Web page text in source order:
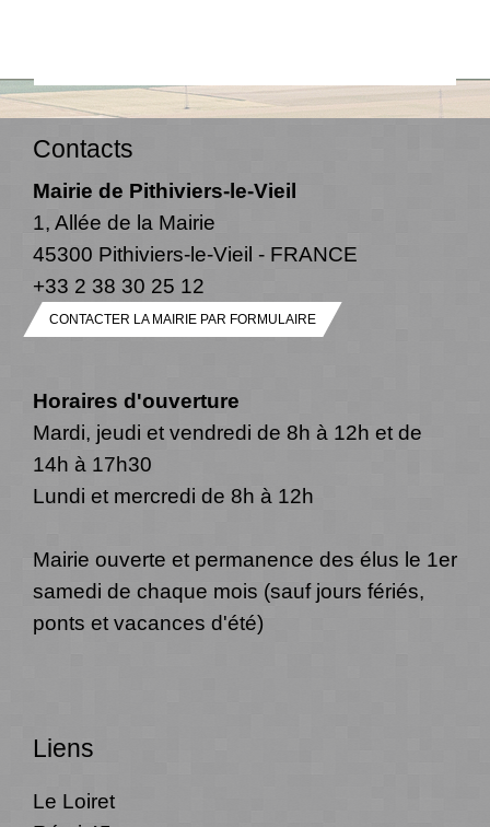
Contacts
Mairie de Pithiviers-le-Vieil
1, Allée de la Mairie
45300 Pithiviers-le-Vieil - FRANCE
+33 2 38 30 25 12
CONTACTER LA MAIRIE PAR FORMULAIRE
Horaires d'ouverture
Mardi, jeudi et vendredi de 8h à 12h et de
14h à 17h30
Lundi et mercredi de 8h à 12h
Mairie ouverte et permanence des élus le 1er
samedi de chaque mois (sauf jours fériés,
ponts et vacances d'été)
Liens
Le Loiret